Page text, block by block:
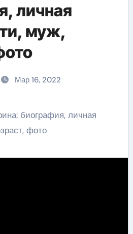
личная
муж,
Мар 16, 2022